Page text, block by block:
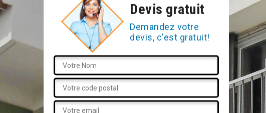
Devis gratuit
Demandez votre
devis, c'est gratuit!